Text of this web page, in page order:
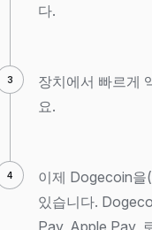
다.
장치에서 빠르게
요.
이제 Dogecoin을
있습니다.
Pay, Apple Pay,